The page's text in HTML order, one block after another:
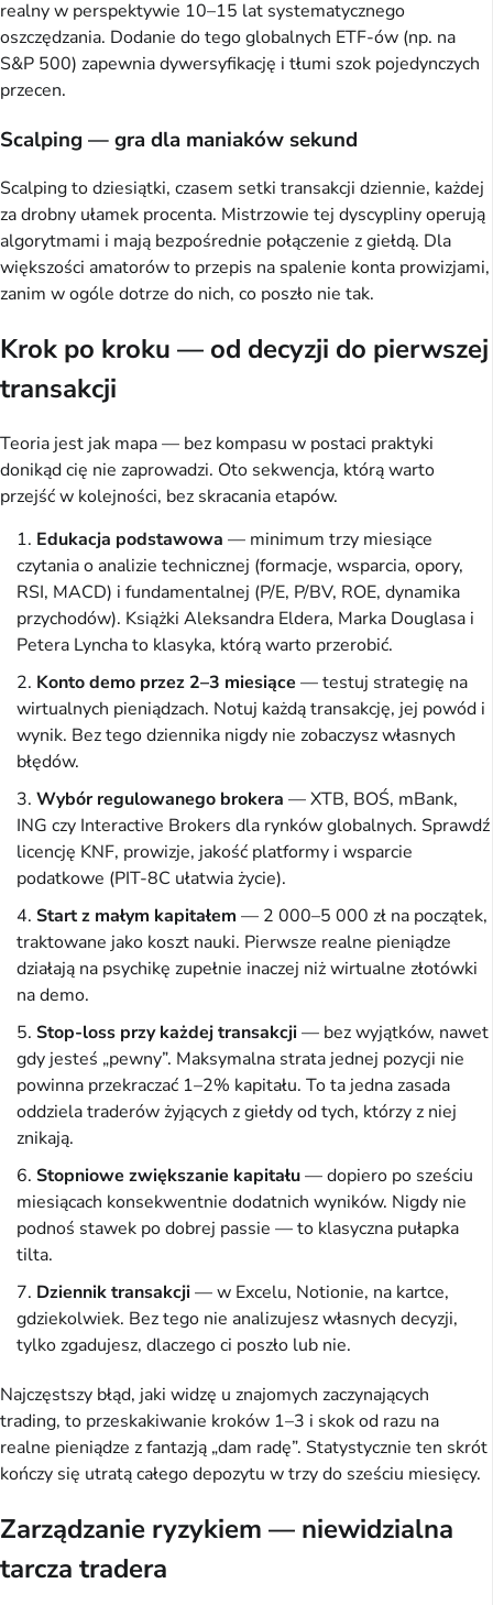
realny w perspektywie 10–15 lat systematycznego
oszczędzania. Dodanie do tego globalnych ETF-ów (np. na
S&P 500) zapewnia dywersyfikację i tłumi szok pojedynczych
przecen.
Scalping — gra dla maniaków sekund
Scalping to dziesiątki, czasem setki transakcji dziennie, każdej
za drobny ułamek procenta. Mistrzowie tej dyscypliny operują
algorytmami i mają bezpośrednie połączenie z giełdą. Dla
większości amatorów to przepis na spalenie konta prowizjami,
zanim w ogóle dotrze do nich, co poszło nie tak.
Krok po kroku — od decyzji do pierwszej
transakcji
Teoria jest jak mapa — bez kompasu w postaci praktyki
donikąd cię nie zaprowadzi. Oto sekwencja, którą warto
przejść w kolejności, bez skracania etapów.
Edukacja podstawowa — minimum trzy miesiące
czytania o analizie technicznej (formacje, wsparcia, opory,
RSI, MACD) i fundamentalnej (P/E, P/BV, ROE, dynamika
przychodów). Książki Aleksandra Eldera, Marka Douglasa i
Petera Lyncha to klasyka, którą warto przerobić.
Konto demo przez 2–3 miesiące — testuj strategię na
wirtualnych pieniądzach. Notuj każdą transakcję, jej powód i
wynik. Bez tego dziennika nigdy nie zobaczysz własnych
błędów.
Wybór regulowanego brokera — XTB, BOŚ, mBank,
ING czy Interactive Brokers dla rynków globalnych. Sprawdź
licencję KNF, prowizje, jakość platformy i wsparcie
podatkowe (PIT-8C ułatwia życie).
Start z małym kapitałem — 2 000–5 000 zł na początek,
traktowane jako koszt nauki. Pierwsze realne pieniądze
działają na psychikę zupełnie inaczej niż wirtualne złotówki
na demo.
Stop-loss przy każdej transakcji— bez wyjątków, nawet
gdy jesteś „pewny”. Maksymalna strata jednej pozycji nie
powinna przekraczać 1–2% kapitału. To ta jedna zasada
oddziela traderów żyjących z giełdy od tych, którzy z niej
znikają.
Stopniowe zwiększanie kapitału— dopiero po sześciu
miesiącach konsekwentnie dodatnich wyników. Nigdy nie
podnoś stawek po dobrej passie — to klasyczna pułapka
tilta.
Dziennik transakcji— w Excelu, Notionie, na kartce,
gdziekolwiek. Bez tego nie analizujesz własnych decyzji,
tylko zgadujesz, dlaczego ci poszło lub nie.
Najczęstszy błąd, jaki widzę u znajomych zaczynających
trading, to przeskakiwanie kroków 1–3 i skok od razu na
realne pieniądze z fantazją „dam radę”. Statystycznie ten skrót
kończy się utratą całego depozytu w trzy do sześciu miesięcy.
Zarządzanie ryzykiem — niewidzialna
tarcza tradera